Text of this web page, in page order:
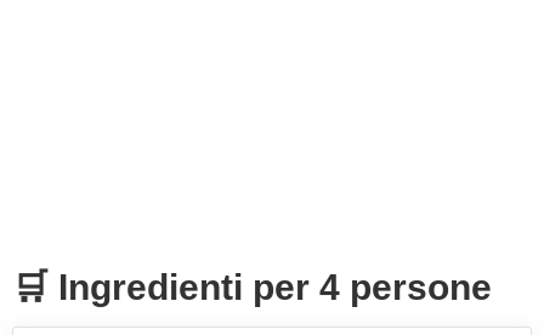
🛒 Ingredienti per 4 persone